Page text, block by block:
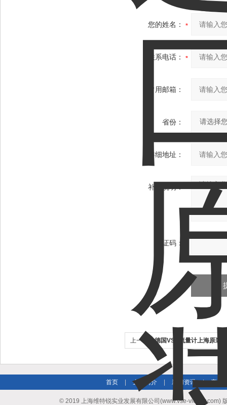
您的姓名：
联系电话：
常用邮箱：
省份：
详细地址：
补充说明：
验证码：
上一个：德国VSE流量计上海原装
首页 企业简介 新闻资讯 | 产品
© 2019 上海维特锐实业发展有限公司(www.vse-victory.com)